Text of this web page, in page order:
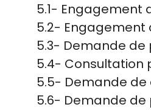
5.1- Engagement
5.2- Engagement
5.3- Demande de
5.4- Consultation
5.5- Demande de
5.6- Demande de